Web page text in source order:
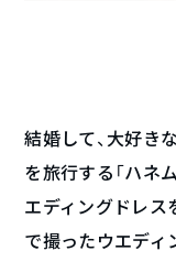
結婚して、大好き
を旅行する「ハネ
エディングドレス
で撮ったウエディ